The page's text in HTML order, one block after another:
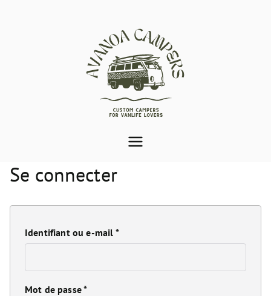
Se connecter
Identifiant ou e-mail *
Mot de passe*